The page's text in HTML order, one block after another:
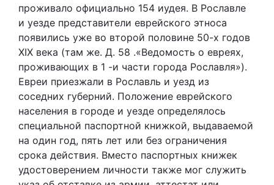
проживало официально 154 иудея. В Рославле
и уезде представители еврейского этноса
появились уже во второй половине 50-х годов
XIX века (там же. Д. 58 .«Ведомость о евреях,
проживающих в 1 -и части города Рославля»).
Евреи приезжали в Рославль и уезд из
соседних губерний. Положение еврейского
населения в городе и уезде определялось
специальной паспортной книжкой, выдаваемой
на один год, пять лет или без ограничения
срока действия. Вместо паспортных книжек
удостоверением личности также мог служить